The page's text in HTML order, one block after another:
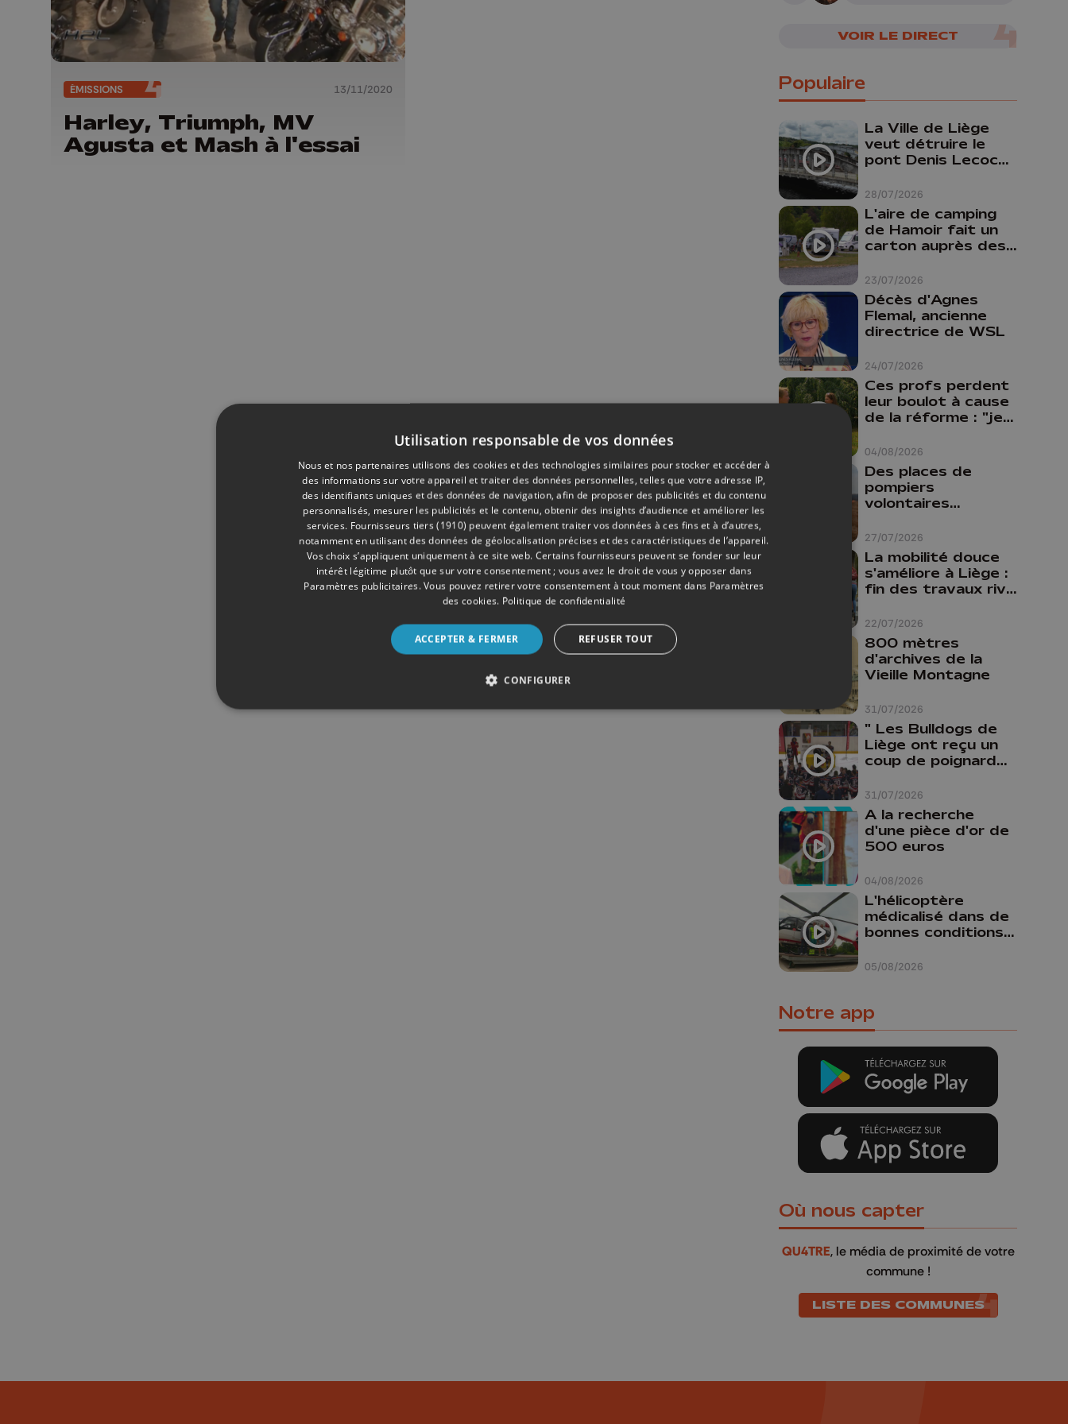
ÉMISSIONS 13/11/2020
Harley, Triumph, MV
Agusta et Mash à l'essai
VOIR LE DIRECT
Populaire
28/07/2026
La Ville de Liège
veut détruire le
pont Denis Lecocq
budget pour le
faire
23/07/2026
L'aire de camping
de Hamoir fait un
carton auprès des
24/07/2026
Décès d'Agnes
Flemal, ancienne
directrice de WSL
04/08/2026
Ces profs perdent
leur boulot à cause
de la réforme : "je
comme prof que
comme
pharmacienne"
27/07/2026
Des places de
pompiers
volontaires
province de Liège :
"Un citoyen qui
n'est formé ne
peut pas nous
aider"
22/07/2026
La mobilité douce
s'améliore à Liège :
fin des travaux rive
cyclo-piétonnes
Avroy et
Guillemins...
31/07/2026
800 mètres
d'archives de la
Vieille Montagne
31/07/2026
" Les Bulldogs de
Liège ont reçu un
coup de poignard
04/08/2026
A la recherche
d'une pièce d'or de
500 euros
05/08/2026
L'hélicoptère
médicalisé dans de
bonnes conditions à
Notre app
Où nous capter
QU4TRE, le média de proximité de votre
commune !
LISTE DES COMMUNES
Utilisation responsable de vos données
Nous et nos partenaires utilisons des cookies et des technologies similaires pour stocker et accéder à
des informations sur votre appareil et traiter des données personnelles, telles que votre adresse IP,
des identifiants uniques et des données de navigation, afin de proposer des publicités et du contenu
personnalisés, mesurer les publicités et le contenu, obtenir des insights d’audience et améliorer les
services. Fournisseurs tiers (1910) peuvent également traiter vos données à ces fins et à d’autres,
notamment en utilisant des données de géolocalisation précises et des caractéristiques de l’appareil.
Vos choix s’appliquent uniquement à ce site web. Certains fournisseurs peuvent se fonder sur leur
intérêt légitime plutôt que sur votre consentement ; vous avez le droit de vous y opposer dans
Paramètres publicitaires. Vous pouvez retirer votre consentement à tout moment dans Paramètres
des cookies. Politique de confidentialité
ACCEPTER & FERMER REFUSER TOUT
CONFIGURER